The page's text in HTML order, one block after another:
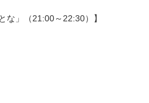
な」（21:00～22:30）】